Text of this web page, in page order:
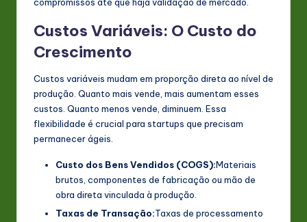
Custos Variáveis: O Custo do
Crescimento
Custos variáveis mudam em proporção direta ao nível de
produção. Quanto mais vende, mais aumentam esses
custos. Quanto menos vende, diminuem. Essa
flexibilidade é crucial para startups que precisam
permanecer ágeis.
Custo dos Bens Vendidos (COGS):Materiais
brutos, componentes de fabricação ou mão de
obra direta vinculada à produção.
Taxas de Transação:Taxas de processamento